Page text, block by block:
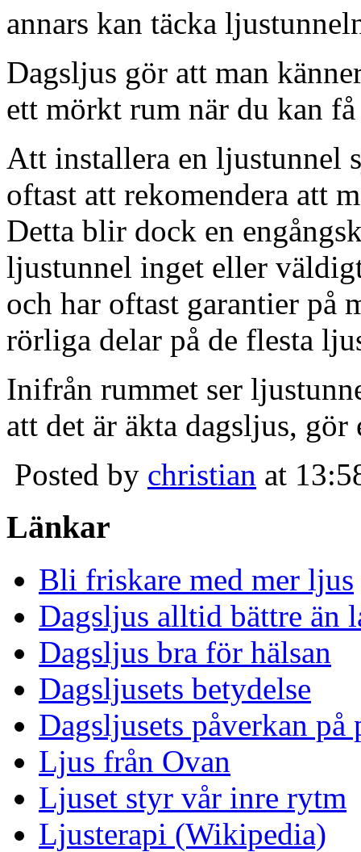
annars kan täcka
Dagsljus gör att man
ett mörkt rum när du kan
Att installera en ljustunnel
oftast att rekomendera att
Detta blir dock en
ljustunnel inget eller
och har oftast garantier på
rörliga delar på de flesta
Inifrån rummet ser
att det är äkta dagsljus,
Posted by christian at
Länkar
Bli friskare med mer ljus
Dagsljus alltid bättre än
Dagsljus bra för hälsan
Dagsljusets betydelse
Dagsljusets påverkan på
Ljus från Ovan
Ljuset styr vår inre rytm
Ljusterapi (Wikipedia)